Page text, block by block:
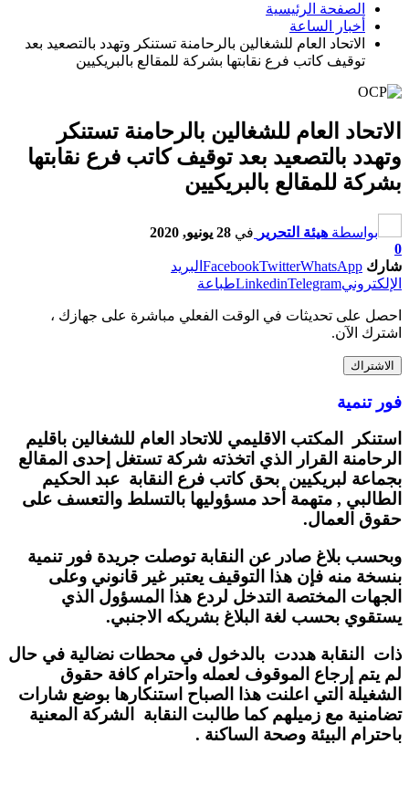
الصفحة الرئيسية
أخبار الساعة
الاتحاد العام للشغالين بالرحامنة تستنكر وتهدد بالتصعيد بعد
توقيف كاتب فرع نقابتها بشركة للمقالع بالبريكيين
الاتحاد العام للشغالين بالرحامنة تستنكر
وتهدد بالتصعيد بعد توقيف كاتب فرع نقابتها
بشركة للمقالع بالبريكيين
بواسطة هيئة التحرير في 28 يونيو, 2020
0
شارك
FacebookTwitterWhatsApp
البريد
الإلكتروني
LinkedinTelegram طباعة
احصل على تحديثات في الوقت الفعلي مباشرة على جهازك ،
اشترك الآن.
الاشتراك
فور تنمية
استنكر المكتب الاقليمي للاتحاد العام للشغالين باقليم
الرحامنة القرار الذي اتخذته شركة تستغل إحدى المقالع
بجماعة لبريكيين بحق كاتب فرع النقابة عبد الحكيم
الطالبي , متهمة أحد مسؤوليها بالتسلط والتعسف على
حقوق العمال.
وبحسب بلاغ صادر عن النقابة توصلت جريدة فور تنمية
بنسخة منه فإن هذا التوقيف يعتبر غير قانوني وعلى
الجهات المختصة التدخل لردع هذا المسؤول الذي
يستقوي بحسب لغة البلاغ بشريكه الاجنبي.
ذات النقابة هددت بالدخول في محطات نضالية في حال
لم يتم إرجاع الموقوف لعمله واحترام كافة حقوق
الشغيلة التي اعلنت هذا الصباح استنكارها بوضع شارات
تضامنية مع زميلهم كما طالبت النقابة الشركة المعنية
باحترام البيئة وصحة الساكنة .